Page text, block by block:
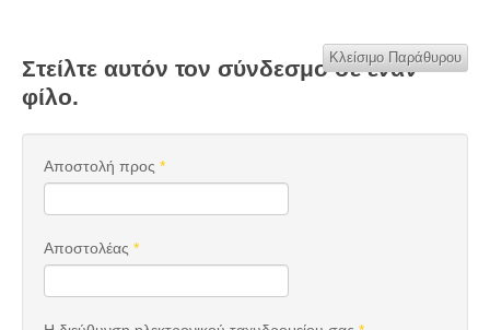
Στείλτε αυτόν τον σύνδεσμο σε έναν
φίλο.
Κλείσιμο Παράθυρου
Αποστολή προς *
Αποστολέας *